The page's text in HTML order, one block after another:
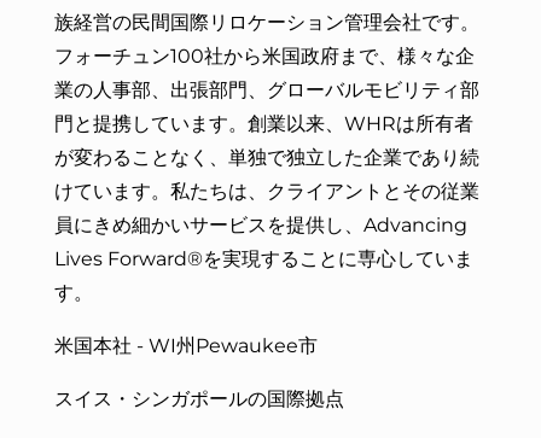
族経営の民間国際リロケーション管理会社です。
フォーチュン100社から米国政府まで、様々な企
業の人事部、出張部門、グローバルモビリティ部
門と提携しています。創業以来、WHRは所有者
が変わることなく、単独で独立した企業であり続
けています。私たちは、
クライアントとその従業
員にきめ細かいサービスを提供し、Advancing
Lives Forward®を実現することに専心していま
す。
米国本社 - WI州Pewaukee市
スイス・シンガポールの国際拠点